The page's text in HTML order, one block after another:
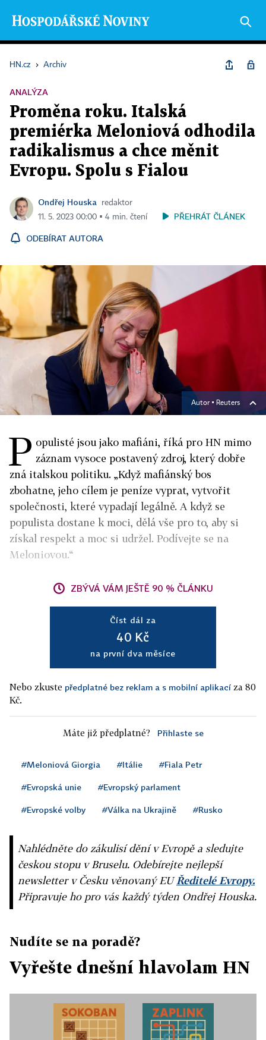
HN.cz › Archiv
ANALÝZA
Proměna roku. Italská
premiérka Meloniová odhodila
radikalismus a chce měnit
Evropu. Spolu s Fialou
Ondřej Houska
redaktor
11. 5. 2023 00:00 ▪ 4 min. čtení
PŘEHRÁT ČLÁNEK
ODEBÍRAT AUTORA
Autor ▪ Reuters
P opulisté jsou jako mafiáni, říká pro HN mimo
záznam vysoce postavený zdroj, který dobře
zná italskou politiku. „Když mafiánský bos
zbohatne, jeho cílem je peníze vyprat, vytvořit
společnosti, které vypadají legálně. A když se
populista dostane k moci, dělá vše pro to, aby si
získal respekt a moc si udržel. Podívejte se na
Meloniovou.“
ZBÝVÁ VÁM JEŠTĚ 90 % ČLÁNKU
Číst dál za
40 Kč
na první dva měsíce
Nebo zkuste předplatné bez reklam a s mobilní aplikací za 80
Kč.
Máte již předplatné? Přihlaste se
#Meloniová Giorgia #Itálie #Fiala Petr
#Evropská unie #Evropský parlament
#Evropské volby #Válka na Ukrajině #Rusko
Nahlédněte do zákulisí dění v Evropě a sledujte
českou stopu v Bruselu. Odebírejte nejlepší
newsletter v Česku věnovaný EUŘeditelé Evropy.
Připravuje ho pro vás každý týden Ondřej Houska.
Nudíte se na poradě?
Vyřešte dnešní hlavolam HN